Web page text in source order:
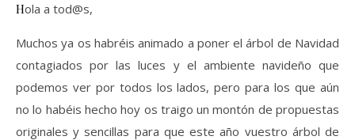
Hola a tod@s,
Muchos ya os habréis animado a poner el árbol de Navidad
contagiados por las luces y el ambiente navideño que
podemos ver por todos los lados, pero para los que aún
no lo habéis hecho hoy os traigo un montón de propuestas
originales y sencillas para que este año vuestro árbol de